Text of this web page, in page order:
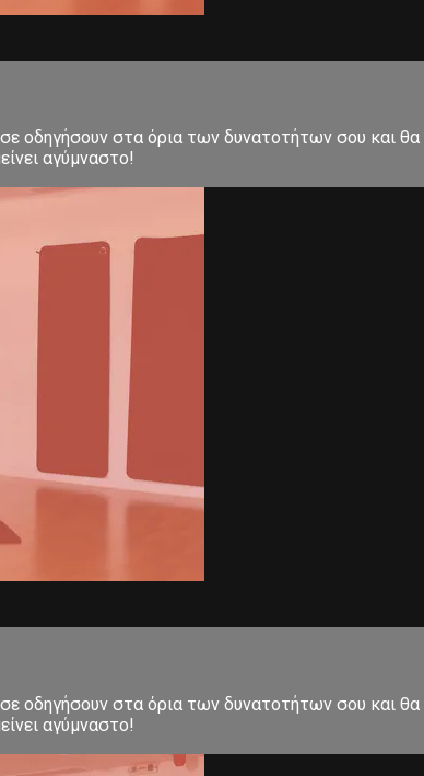
οδηγήσουν στα όρια των δυνατοτήτων σου και
αγύμναστο!
οδηγήσουν στα όρια των δυνατοτήτων σου και
αγύμναστο!